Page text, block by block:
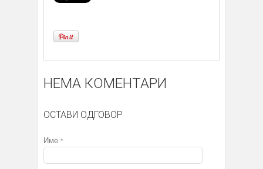
НЕМА КОМЕНТАРИ
ОСТАВИ ОДГОВОР
Име *